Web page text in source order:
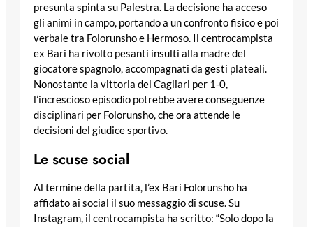
presunta spinta su Palestra. La decisione ha acceso
gli animi in campo, portando a un confronto fisico e poi
verbale tra Folorunsho e Hermoso. Il centrocampista
ex Bari ha rivolto pesanti insulti alla madre del
giocatore spagnolo, accompagnati da gesti plateali.
Nonostante la vittoria del Cagliari per 1-0,
l’increscioso episodio potrebbe avere conseguenze
disciplinari per Folorunsho, che ora attende le
decisioni del giudice sportivo.
Le scuse social
Al termine della partita, l’ex Bari Folorunsho ha
affidato ai social il suo messaggio di scuse. Su
Instagram, il centrocampista ha scritto: “Solo dopo la